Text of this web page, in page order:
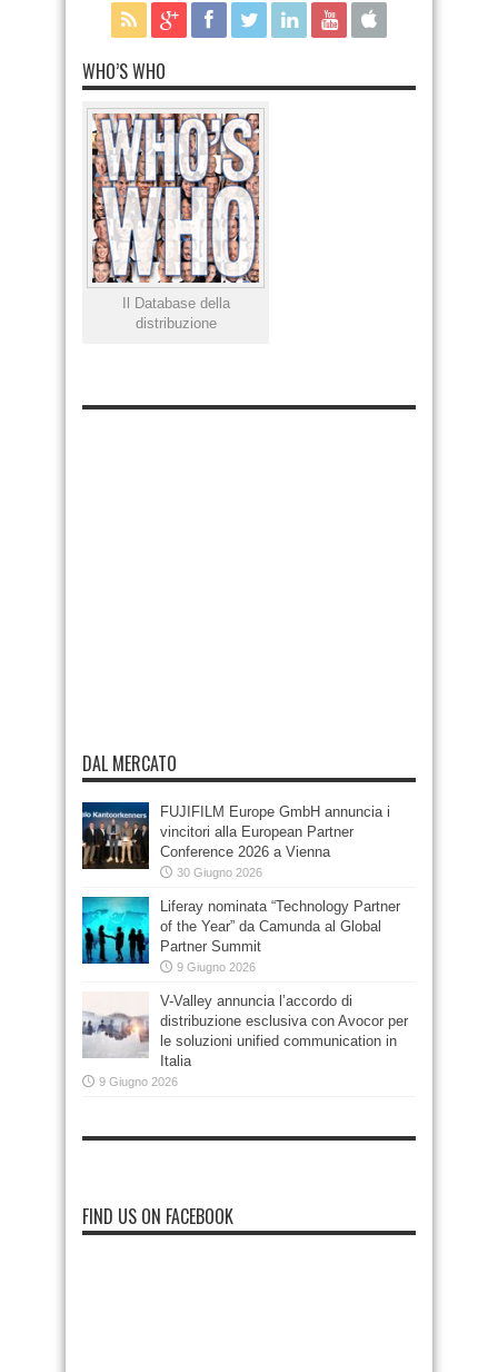
WHO’S WHO
Il Database della
distribuzione
DAL MERCATO
FUJIFILM Europe GmbH annuncia i
vincitori alla European Partner
Conference 2026 a Vienna
30 Giugno 2026
Liferay nominata “Technology Partner
of the Year” da Camunda al Global
Partner Summit
9 Giugno 2026
V-Valley annuncia l’accordo di
distribuzione esclusiva con Avocor per
le soluzioni unified communication in
Italia
9 Giugno 2026
FIND US ON FACEBOOK